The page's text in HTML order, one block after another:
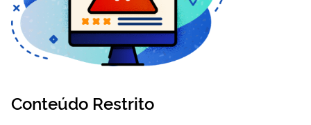
Conteúdo Restrito